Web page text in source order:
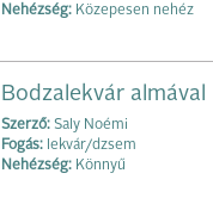
Nehézség: Közepesen nehéz
Bodzalekvár almával
Szerző: Saly Noémi
Fogás: lekvár/dzsem
Nehézség: Könnyű